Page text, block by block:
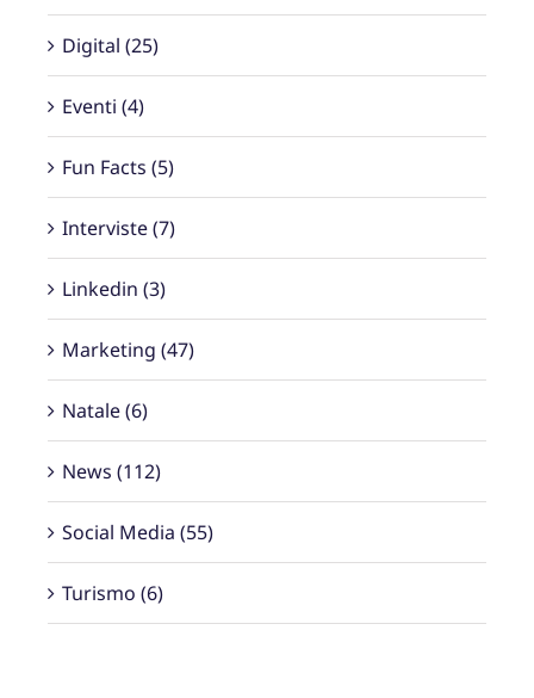
Digital (25)
Eventi (4)
Fun Facts (5)
Interviste (7)
Linkedin (3)
Marketing (47)
Natale (6)
News (112)
Social Media (55)
Turismo (6)